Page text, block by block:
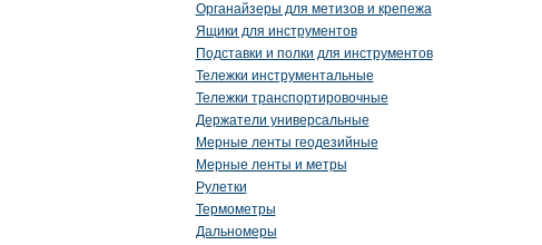
Органайзеры для метизов и крепежа
Ящики для инструментов
Подставки и полки для инструментов
Тележки инструментальные
Тележки транспортировочные
Держатели универсальные
Мерные ленты геодезийные
Мерные ленты и метры
Рулетки
Термометры
Дальномеры